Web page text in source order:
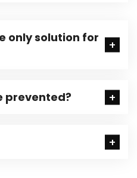
only solution for
prevented?